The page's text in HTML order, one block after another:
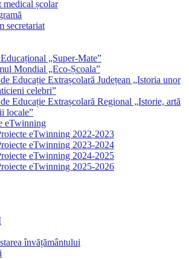
medical școlar
secretariat
„Super-Mate”
Mondial „Eco-Școala”
Educație Extrașcolară Județean „Istoria unor
celebri”
Educație Extrașcolară Regional „Istorie, artă
locale”
eTwinning
eTwinning 2022-2023
eTwinning 2023-2024
eTwinning 2024-2025
eTwinning 2025-2026
învățământului